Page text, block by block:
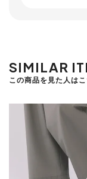
SIMILAR
この商品を見た人は